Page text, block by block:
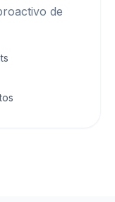
de